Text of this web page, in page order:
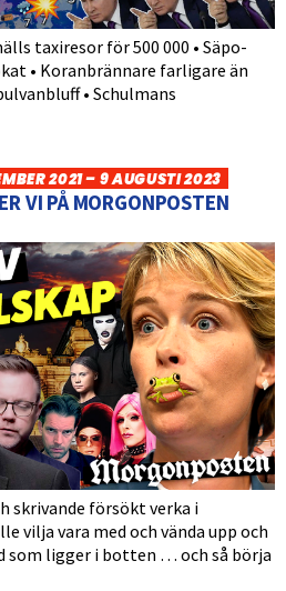
taxiresor för 500 000 • Säpo-
• Koranbrännare farligare än
• Schulmans
2021 – 9 AUGUSTI 2023
VI PÅ MORGONPOSTEN
skrivande försökt verka i
vilja vara med och vända upp och
som ligger i botten … och så börja